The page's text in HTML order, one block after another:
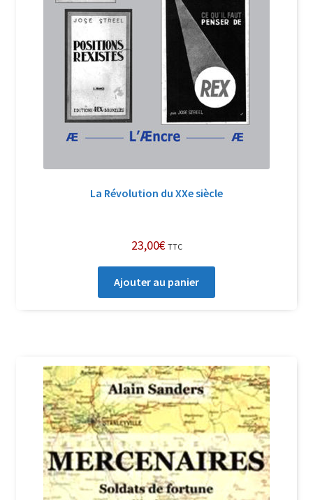
La Révolution du XXe siècle
23,00€ TTC
Ajouter au panier